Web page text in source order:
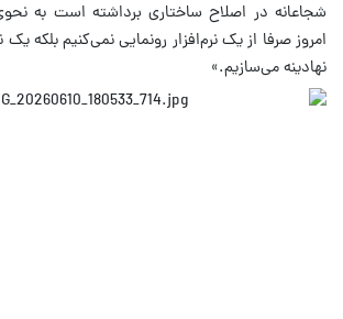
شجاعانه در اصلاح ساختاری برداشته است به
امروز صرفا از یک نرم‌افزار رونمایی نمی‌کنیم بلکه
نهادینه می‌سازیم.»